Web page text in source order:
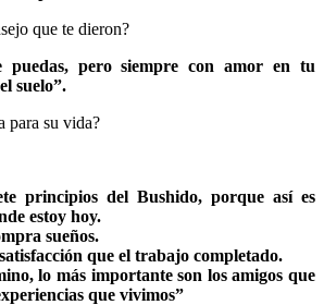
que te dieron?
puedas, pero siempre con amor en tu
suelo”.
para su vida?
principios del Bushido, porque así es
estoy hoy.
sueños.
que el trabajo completado.
lo más importante son los amigos que
que vivimos”